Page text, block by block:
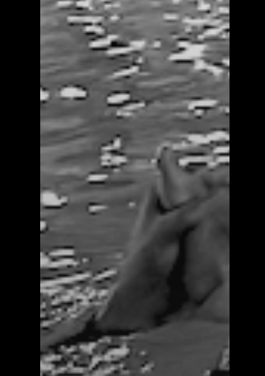
Mest populært siste